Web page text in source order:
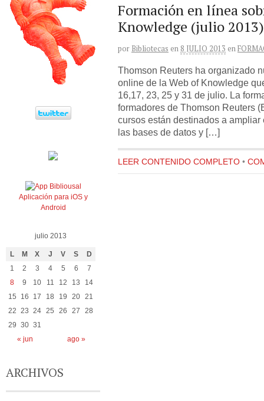
Formación en línea
Knowledge (julio 2013)
por Bibliotecas en 8 JULIO 2013 en
Thomson Reuters ha organizado
online de la Web of Knowledge
16,17, 23, 25 y 31 de julio. La
formadores de Thomson Reuters
cursos están destinados a
las bases de datos y […]
LEER CONTENIDO COMPLETO •
Aplicación para iOS y
Android
julio 2013
L M X J V S D
« jun ago »
1 2 3 4 5 6
7
8
9 10 11 12 13
14
15
16 17 18 19 20 21
22 23 24 25 26 27
28
29 30 31
ARCHIVOS